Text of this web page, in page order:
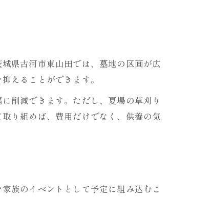
県古河市東山田では、墓地の区画が広
えることができます。
削減できます。ただし、夏場の草刈り
り組めば、費用だけでなく、供養の気
族のイベントとして予定に組み込むこ